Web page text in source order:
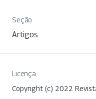
Seção
Artigos
Licença
Copyright (c) 2022